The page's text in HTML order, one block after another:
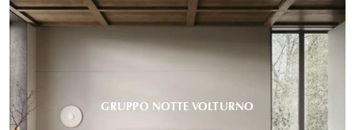
GRUPPO NOTTE VOLTURNO